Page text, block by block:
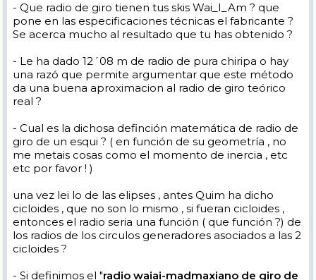
- Que radio de giro tienen tus skis Wai_I_Am ? que
pone en las especificaciones técnicas el fabricante ?
Se acerca mucho al resultado que tu has obtenido ?
- Le ha dado 12´08 m de radio de pura chiripa o hay
una razó que permite argumentar que este método
da una buena aproximacion al radio de giro teórico
real ?
- Cual es la dichosa definción matemática de radio de
giro de un esqui ? ( en función de su geometría , no
me metais cosas como el momento de inercia , etc
etc por favor ! )
una vez lei lo de las elipses , antes Quim ha dicho
cicloides , que no son lo mismo , si fueran cicloides ,
entonces el radio seria una función ( que función ?) de
los radios de los circulos generadores asociados a las 2
cicloides ?
- Si definimos el "radio waiai-madmaxiano de giro de